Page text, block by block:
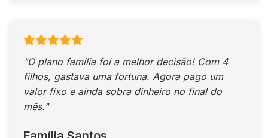
"O plano família foi a melhor decisão! Com 4
filhos, gastava uma fortuna. Agora pago um
valor fixo e ainda sobra dinheiro no final do
mês."